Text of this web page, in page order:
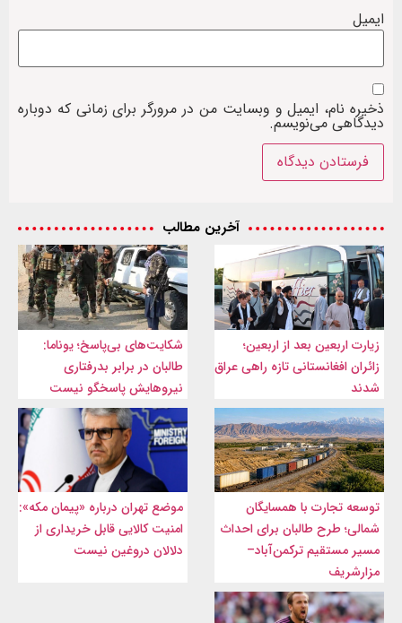
ایمیل
ذخیره نام، ایمیل و وبسایت من در مرورگر برای زمانی که دوباره
دیدگاهی می‌نویسم.
آخرین مطالب
زیارت اربعین بعد از اربعین؛
زائران افغانستانی تازه راهی عراق
شدند
شکایت‌های بی‌پاسخ؛ یوناما:
طالبان در برابر بدرفتاری
نیروهایش پاسخگو نیست
توسعه تجارت با همسایگان
شمالی؛ طرح طالبان برای احداث
مسیر مستقیم ترکمن‌آباد–
مزارشریف
موضع تهران درباره «پیمان مکه»:
امنیت کالایی قابل خریداری از
دلالان دروغین نیست